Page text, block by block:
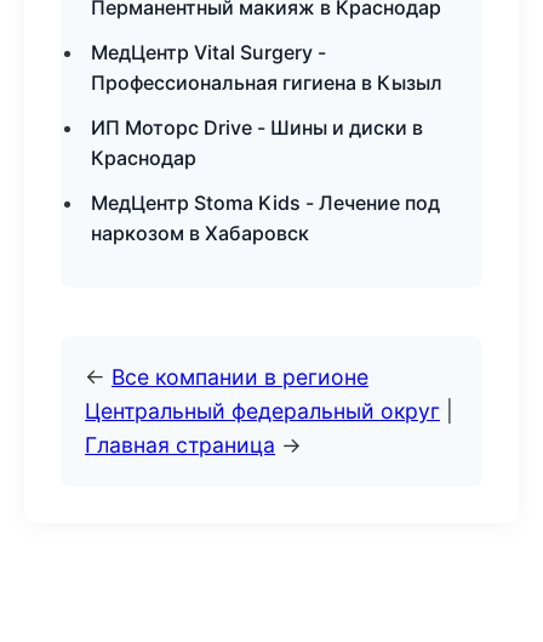
Перманентный макияж в Краснодар
МедЦентр Vital Surgery -
Профессиональная гигиена в Кызыл
ИП Моторс Drive - Шины и диски в
Краснодар
МедЦентр Stoma Kids - Лечение под
наркозом в Хабаровск
← Все компании в регионе
Центральный федеральный округ
Главная страница →